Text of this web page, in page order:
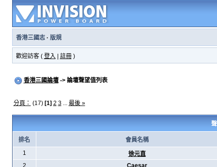
香港三國志· 版規
歡迎訪客 ( 登入 註冊)
香港三國論壇-> 論壇聲望值列表
分頁： (17) [1] 2 3... 最後 »
排名
會員名稱
1
徐元直
2
Caesar